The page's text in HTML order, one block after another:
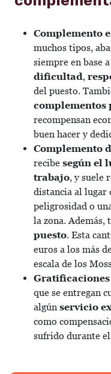
Complemento
muchos tipos,
siempre en base
dificultad,
del puesto.
recompensan
buen hacer y
Complemento
recibe según el
trabajo, y suele
distancia al lugar
peligrosidad o
la zona. Además,
puesto. Esta
euros a los más
escala de los
que se entregan
algún servicio
como
sufrido durante